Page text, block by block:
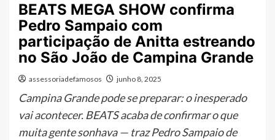
BEATS MEGA SHOW confirma
Pedro Sampaio com
participação de Anitta estreando
no São João de Campina Grande
assessoriadefamosos junho 8, 2025
Campina Grande pode se preparar: o inesperado
vai acontecer. BEATS acaba de confirmar o que
muita gente sonhava — traz Pedro Sampaio de